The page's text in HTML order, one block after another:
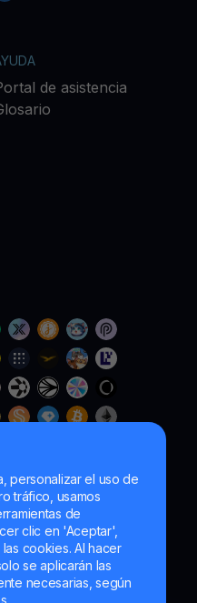
personalizar el uso de
tráfico, usamos
de
clic en 'Aceptar',
cookies. Al hacer
se aplicarán las
necesarias, según
de asistencia